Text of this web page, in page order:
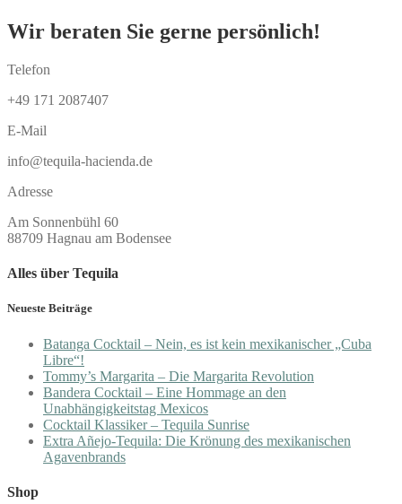
Wir beraten Sie gerne persönlich!
Telefon
+49 171 2087407
E-Mail
info@tequila-hacienda.de
Adresse
Am Sonnenbühl 60
88709 Hagnau am Bodensee
Alles über Tequila
Neueste Beiträge
Batanga Cocktail – Nein, es ist kein mexikanischer „Cuba
Libre“!
Tommy’s Margarita – Die Margarita Revolution
Bandera Cocktail – Eine Hommage an den
Unabhängigkeitstag Mexicos
Cocktail Klassiker – Tequila Sunrise
Extra Añejo-Tequila: Die Krönung des mexikanischen
Agavenbrands
Shop